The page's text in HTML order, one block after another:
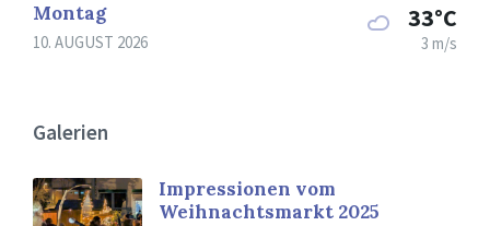
Montag
10. AUGUST 2026
33°C
3 m/s
Galerien
Impressionen vom
Weihnachtsmarkt 2025